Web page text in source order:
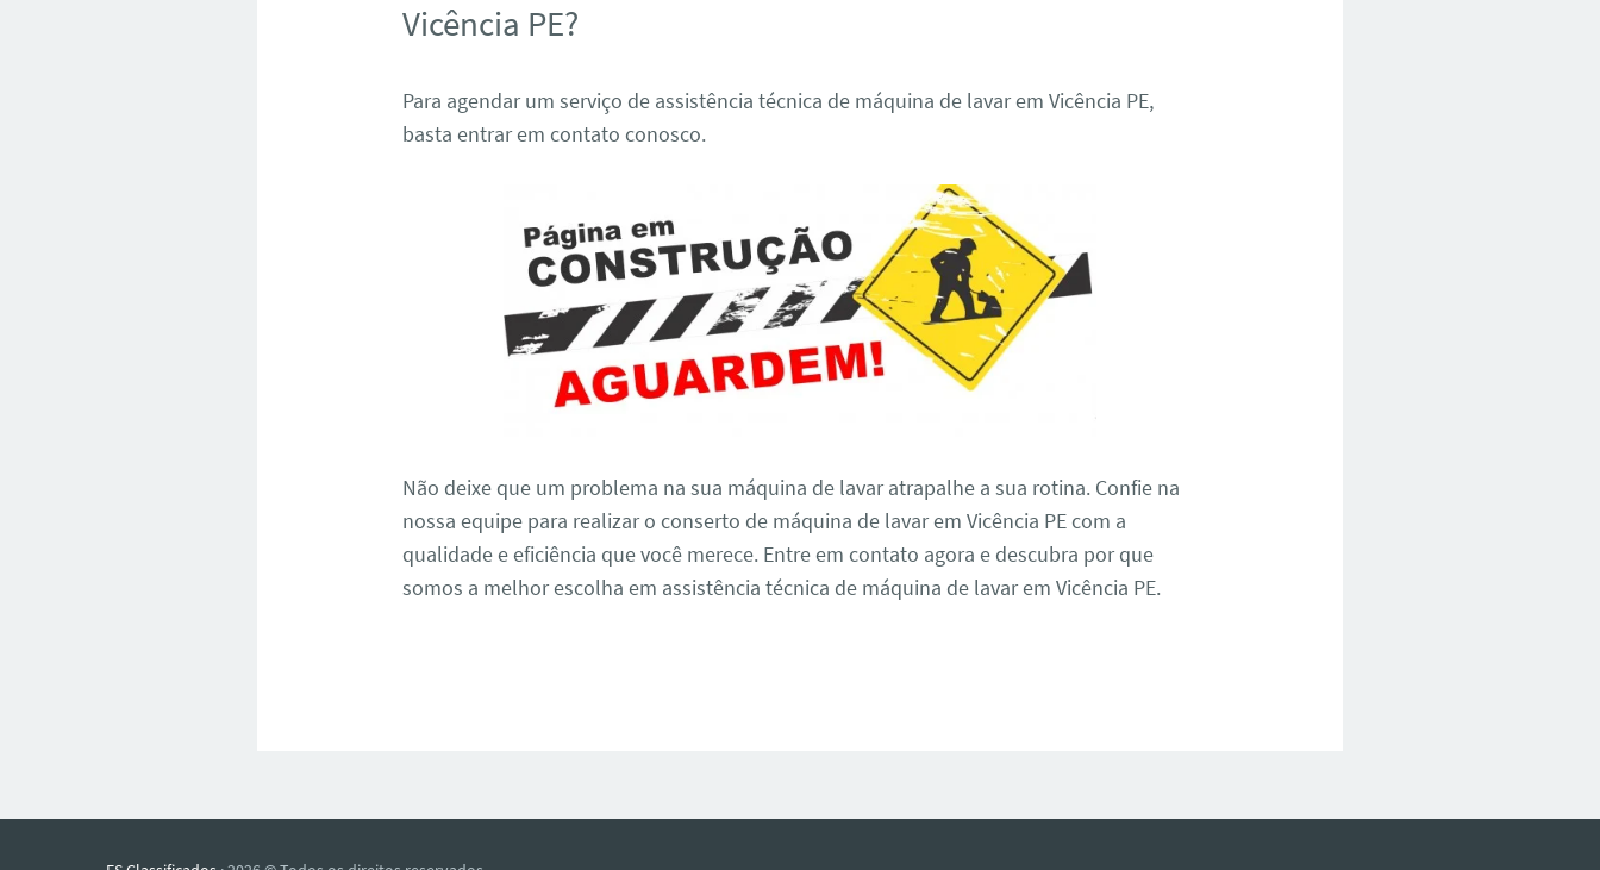
Vicência PE?
Para agendar um serviço de assistência técnica de máquina de lavar em Vicência PE,
basta entrar em contato conosco.
Não deixe que um problema na sua máquina de lavar atrapalhe a sua rotina. Confie na
nossa equipe para realizar o conserto de máquina de lavar em Vicência PE com a
qualidade e eficiência que você merece. Entre em contato agora e descubra por que
somos a melhor escolha em assistência técnica de máquina de lavar em Vicência PE.